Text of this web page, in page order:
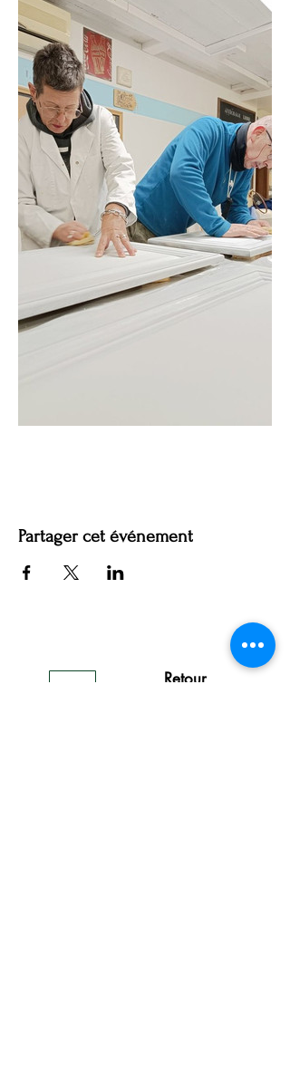
Partager cet événement
Retour